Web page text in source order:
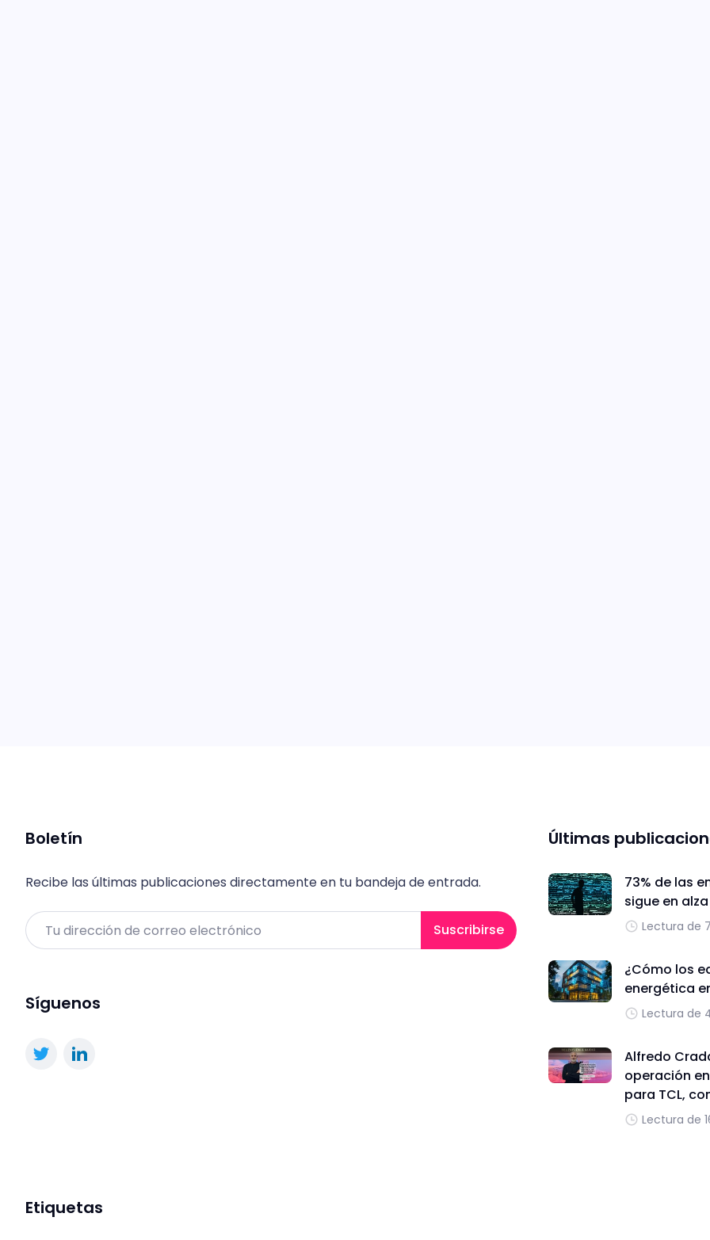
Boletín
Recibe las últimas publicaciones directamente en tu bandeja de entrada.
Email Suscribirse
Síguenos
Últimas
73% de las
sigue en
Lectura de
¿Cómo los
energética
Lectura de
Alfredo
operación
para TCL,
Lectura de
Etiquetas